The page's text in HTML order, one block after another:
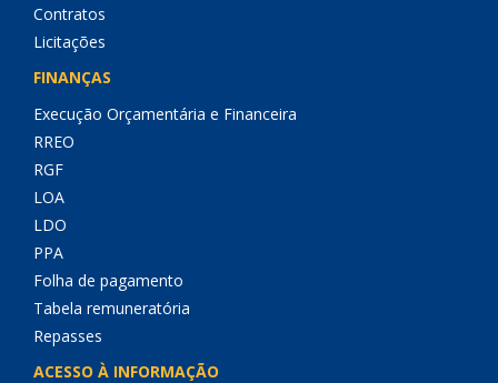
Contratos
Licitações
FINANÇAS
Execução Orçamentária e Financeira
RREO
RGF
LOA
LDO
PPA
Folha de pagamento
Tabela remuneratória
Repasses
ACESSO À INFORMAÇÃO